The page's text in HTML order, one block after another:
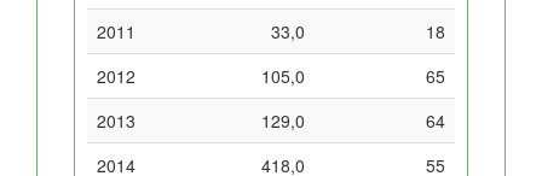
2011
33,0
18
2012
105,0
65
2013
129,0
64
2014
418,0
55